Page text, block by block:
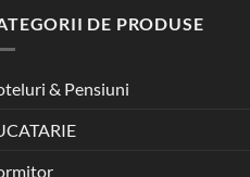
DE PRODUSE
& Pensiuni